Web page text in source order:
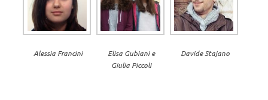
Alessia Francini
Elisa Gubiani e
Giulia Piccoli
Davide Stajano